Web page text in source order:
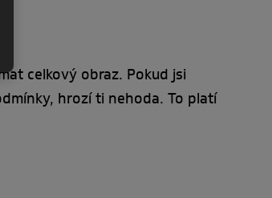
celkový obraz. Pokud jsi
hrozí ti nehoda. To platí